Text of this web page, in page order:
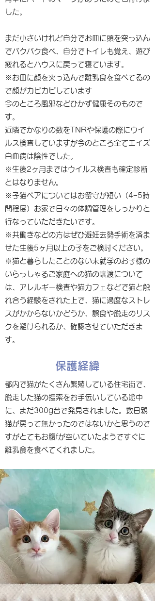
した。
まだ小さいけれど自分でお皿に頭を突っ込ん
でバクバク食べ、自分でトイレも覚え、遊び
疲れるとハウスに戻って寝ています。
※お皿に顔を突っ込んで離乳食を食べてるの
で顔がカピカピしています
今のところ風邪などひかず健康そのもので
す。
近隣でかなりの数をTNRや保護の際にウイ
ルス検査していますが今のところ全てエイズ
白血病は陰性でした。
※生後2ヶ月まではウイルス検査も確定診断
とはなりません。
※子猫ペアについてはお留守が短い（4−5時
間程度）お家で日々の体調管理をしっかりと
行なっていただきたいです。
※共働きなどの方はぜひ避妊去勢手術を済ま
せた生後5ヶ月以上の子をご検討ください。
※猫と暮らしたことのない未就学のお子様の
いらっしゃるご家庭への猫の譲渡について
は、アレルギー検査や猫カフェなどで猫と触
れ合う経験をされた上で、猫に過度なストレ
スがかからないかどうか、誤食や脱走のリス
クを避けられるか、確認させていただきま
す。
保護経緯
都内で猫がたくさん繁殖している住宅街で、
脱走した猫の捜索をお手伝いしている途中
に、まだ300g台で発見されました。数日親
猫が戻って無かったのではないかと思うので
すがとてもお腹fが空いていたようですぐに
離乳食を食べてくれました。